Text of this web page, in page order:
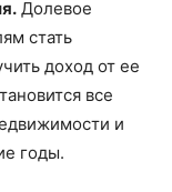
Долевое
стать
доход от ее
все
и
годы.